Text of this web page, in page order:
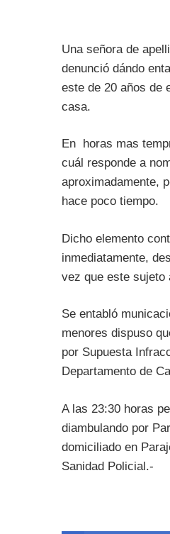
Una señora de
denunció dándo
este de 20 años de
casa.
En horas mas
cuál responde a
aproximadamente,
hace poco tiempo.
Dicho elemento
inmediatamente,
vez que este sujeto
Se entabló
menores dispuso
por Supuesta
Departamento de
A las 23:30 horas
diambulando por
domiciliado en
Sanidad Policial.-